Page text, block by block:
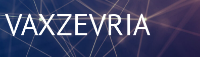
VAXZEVRIA